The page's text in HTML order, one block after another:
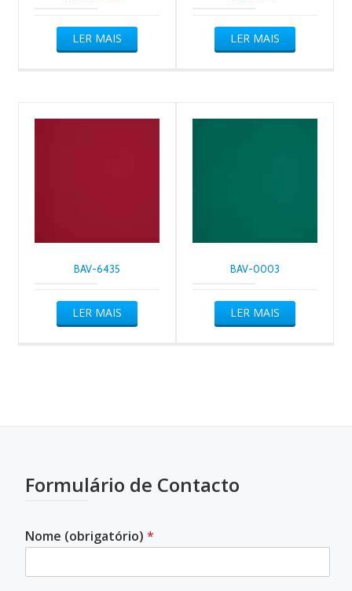
LER MAIS LER MAIS
BAV-6435
LER MAIS
BAV-0003
LER MAIS
Formulário de Contacto
Nome (obrigatório) *